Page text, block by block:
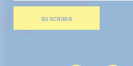
nuestro
de
SUSCRIBIR